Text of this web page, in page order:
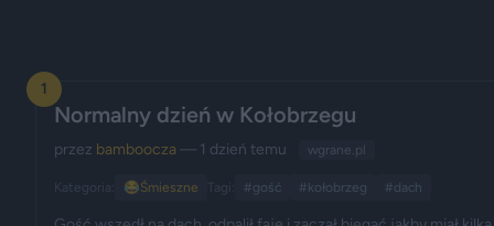
1
Normalny dzień w Kołobrzegu
przez bamboocza — 1 dzień temu wgrane.pl
Kategoria: 😂Śmieszne Tagi: #gość #kołobrzeg #dach